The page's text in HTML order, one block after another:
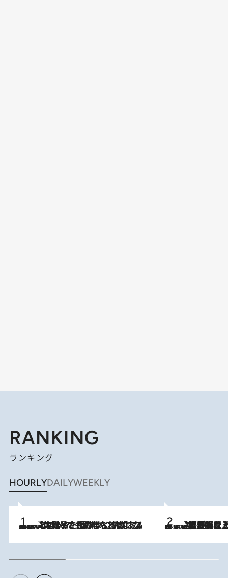
RANKING
ランキング
HOURLYDAILYWEEKLY
2026.8.5
【阿川佐和子さんの年とる力】なぜ70代で始めた趣味は“こんなに楽しい”のか？ ピアノ、俳句…スランプに陥っても続けられる“ある秘訣”とは 2026.8.5
【なぜ吉沢亮は「気配を消せる」のか？】興行収入208億の『国宝』を経て挑むミュージカル『ディア・エヴァン・ハンセン』。トップ俳優が舞台上でさらけ出した“孤独”とは